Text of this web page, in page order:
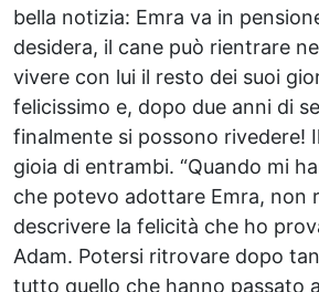
bella notizia: Emra va in
desidera, il cane può rientrare
vivere con lui il resto dei suoi
felicissimo e, dopo due anni di
finalmente si possono rivedere!
gioia di entrambi. “Quando mi
che potevo adottare Emra, non
descrivere la felicità che ho
Adam. Potersi ritrovare dopo
tutto quello che hanno passato